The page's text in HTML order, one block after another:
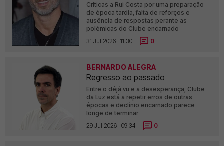
Críticas a Rui Costa por uma preparação
de época tardia, falta de reforços e
ausência de respostas perante as
polémicas do Clube encarnado
31 Jul 2026 | 11:30
0
BERNARDO ALEGRA
Regresso ao passado
Entre o déjà vu e a desesperança, Clube
da Luz está a repetir erros de outras
épocas e declínio encarnado parece
longe de terminar
29 Jul 2026 | 09:34
0